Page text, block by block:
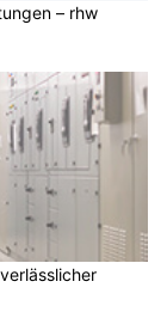
– rhw